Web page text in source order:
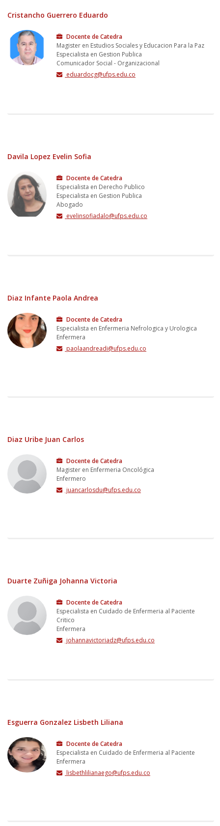
Cristancho Guerrero Eduardo
Docente de Catedra
Magister en Estudios Sociales y Educacion Para la Paz
Especialista en Gestion Publica
Comunicador Social - Organizacional
eduardocg@ufps.edu.co
Davila Lopez Evelin Sofia
Docente de Catedra
Especialista en Derecho Publico
Especialista en Gestion Publica
Abogado
evelinsofiadalo@ufps.edu.co
Diaz Infante Paola Andrea
Docente de Catedra
Especialista en Enfermeria Nefrologica y Urologica
Enfermera
paolaandreadi@ufps.edu.co
Diaz Uribe Juan Carlos
Docente de Catedra
Magister en Enfermeria Oncológica
Enfermero
juancarlosdu@ufps.edu.co
Duarte Zuñiga Johanna Victoria
Docente de Catedra
Especialista en Cuidado de Enfermeria al Paciente
Critico
Enfermera
johannavictoriadz@ufps.edu.co
Esguerra Gonzalez Lisbeth Liliana
Docente de Catedra
Especialista en Cuidado de Enfermeria al Paciente
Enfermera
lisbethlilianaego@ufps.edu.co